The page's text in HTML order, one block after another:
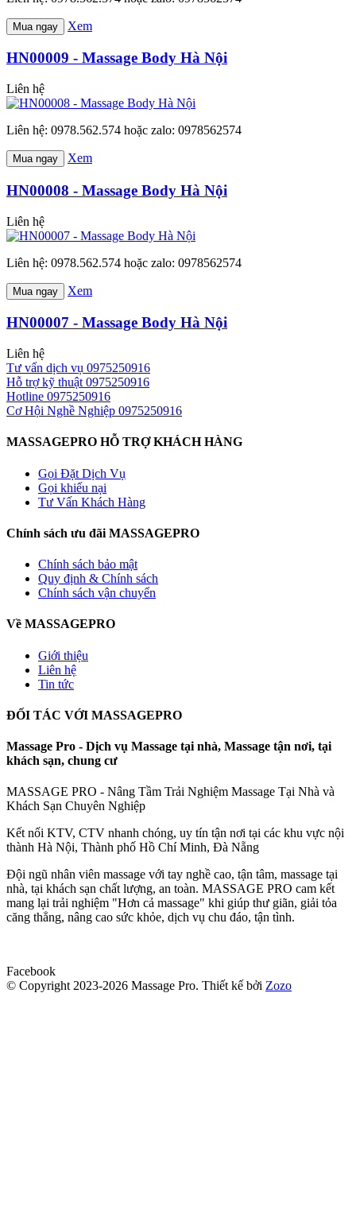
Mua ngay Xem
HN00009 - Massage Body Hà Nội
Liên hệ
Liên hệ: 0978.562.574 hoặc zalo: 0978562574
Mua ngay Xem
HN00008 - Massage Body Hà Nội
Liên hệ
Liên hệ: 0978.562.574 hoặc zalo: 0978562574
Mua ngay Xem
HN00007 - Massage Body Hà Nội
Liên hệ
Tư vấn dịch vụ 0975250916
Hỗ trợ kỹ thuật 0975250916
Hotline 0975250916
Cơ Hội Nghề Nghiệp 0975250916
MASSAGEPRO HỖ TRỢ KHÁCH HÀNG
Gọi Đặt Dịch Vụ
Gọi khiếu nại
Tư Vấn Khách Hàng
Chính sách ưu đãi MASSAGEPRO
Chính sách bảo mật
Quy định & Chính sách
Chính sách vận chuyển
Về MASSAGEPRO
Giới thiệu
Liên hệ
Tin tức
ĐỐI TÁC VỚI MASSAGEPRO
Massage Pro - Dịch vụ Massage tại nhà, Massage tận nơi, tại
khách sạn, chung cư
MASSAGE PRO - Nâng Tầm Trải Nghiệm Massage Tại Nhà và
Khách Sạn Chuyên Nghiệp
Kết nối KTV, CTV nhanh chóng, uy tín tận nơi tại các khu vực nội
thành Hà Nội, Thành phố Hồ Chí Minh, Đà Nẵng
Đội ngũ nhân viên massage với tay nghề cao, tận tâm, massage tại
nhà, tại khách sạn chất lượng, an toàn. MASSAGE PRO cam kết
mang lại trải nghiệm "Hơn cả massage" khi giúp thư giãn, giải tỏa
căng thẳng, nâng cao sức khỏe, dịch vụ chu đáo, tận tình.
Facebook
© Copyright 2023-2026 Massage Pro. Thiết kế bởi Zozo